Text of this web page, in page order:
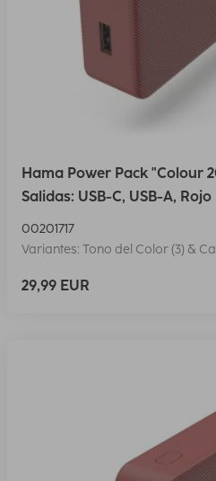
Hama Power Pack "Colour
Salidas: USB-C, USB-A, Rojo
00201717
Variantes: Tono del Color (3) &
29,99 EUR